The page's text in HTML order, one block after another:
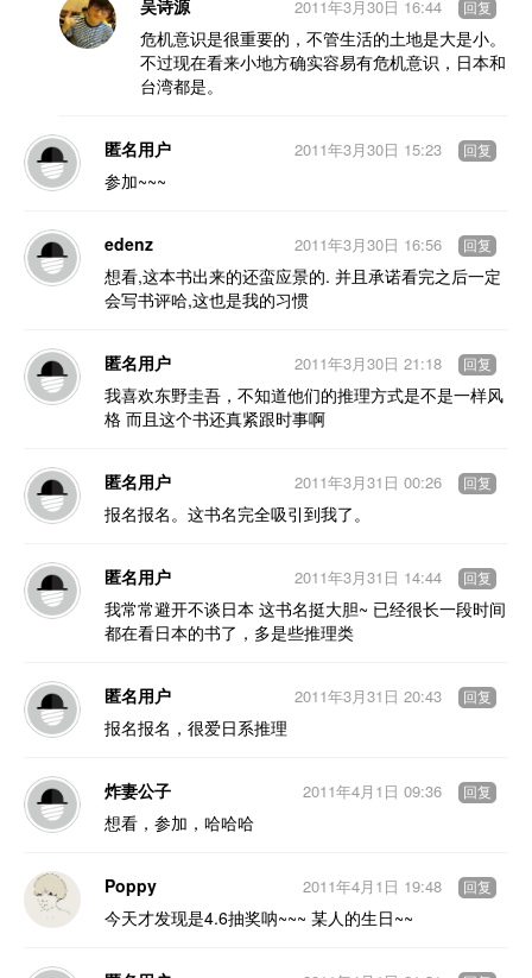
吴诗源
危机意识是很重要的，不管生活的土地是大是小。
不过现在看来小地方确实容易有危机意识，日本和
台湾都是。
2011年3月30日 16:44 回复
匿名用户
参加~~~
2011年3月30日 15:23 回复
edenz
想看,这本书出来的还蛮应景的. 并且承诺看完之后一定
会写书评哈,这也是我的习惯
2011年3月30日 16:56 回复
匿名用户
我喜欢东野圭吾，不知道他们的推理方式是不是一样风
格 而且这个书还真紧跟时事啊
2011年3月30日 21:18 回复
匿名用户
报名报名。这书名完全吸引到我了。
2011年3月31日 00:26 回复
匿名用户
我常常避开不谈日本 这书名挺大胆~ 已经很长一段时间
都在看日本的书了，多是些推理类
2011年3月31日 14:44 回复
匿名用户
报名报名，很爱日系推理
2011年3月31日 20:43 回复
炸妻公子
想看，参加，哈哈哈
2011年4月1日 09:36 回复
Poppy
今天才发现是4.6抽奖呐~~~ 某人的生日~~
2011年4月1日 19:48 回复